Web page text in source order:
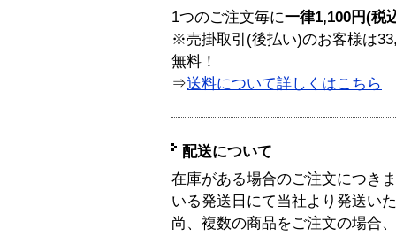
1つのご注文毎に一律1,100円(税
※売掛取引(後払い)のお客様は
無料！
⇒送料について詳しくはこちら
配送について
在庫がある場合のご注文につき
いる発送日にて当社より発送い
尚、複数の商品をご注文の場合